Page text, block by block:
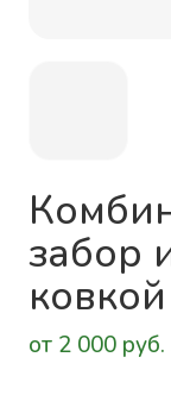
забор
ковкой
от 2 000 руб.